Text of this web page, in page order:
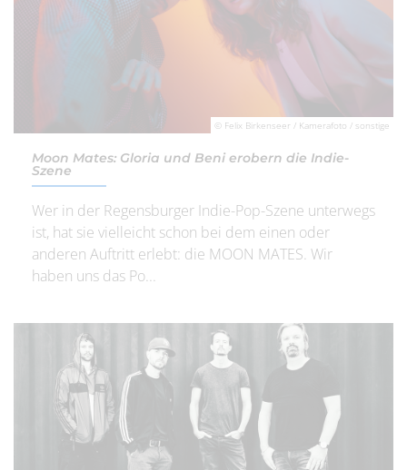
© Felix Birkenseer / Kamerafoto / sonstige
Moon Mates: Gloria und Beni erobern die Indie-
Szene
Wer in der Regensburger Indie-Pop-Szene unterwegs
ist, hat sie vielleicht schon bei dem einen oder
anderen Auftritt erlebt: die MOON MATES. Wir
haben uns das Po...